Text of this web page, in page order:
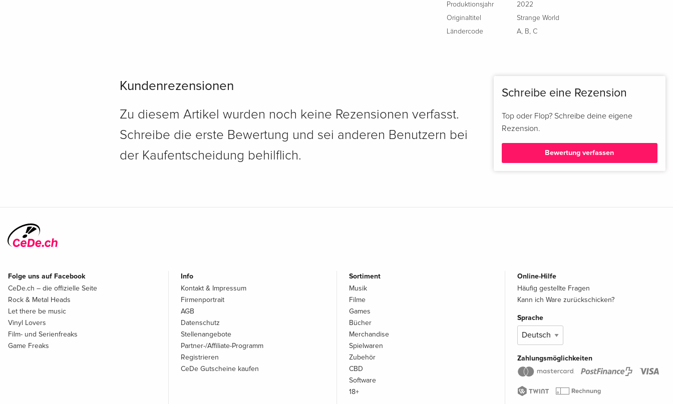
Produktionsjahr
2022
Originaltitel
Strange World
Ländercode
A, B,C
Kundenrezensionen
Zu diesem Artikel wurden noch keine Rezensionen verfasst.
Schreibe die erste Bewertung und sei anderen Benutzern bei
der Kaufentscheidung behilflich.
Schreibe eine Rezension
Top oder Flop? Schreibe deine eigene
Rezension.
Bewertung verfassen
Folge uns auf Facebook
CeDe.ch – die offizielle Seite
Rock & Metal Heads
Let there be music
Vinyl Lovers
Film- und Serienfreaks
Game Freaks
Info
Kontakt & Impressum
Firmenportrait
AGB
Datenschutz
Stellenangebote
Partner-/Affiliate-Programm
Registrieren
CeDe Gutscheine kaufen
Sortiment
Musik
Filme
Games
Bücher
Merchandise
Spielwaren
Zubehör
CBD
Software
18+
Online-Hilfe
Häufig gestellte Fragen
Kann ich Ware zurückschicken?
Sprache
Zahlungsmöglichkeiten